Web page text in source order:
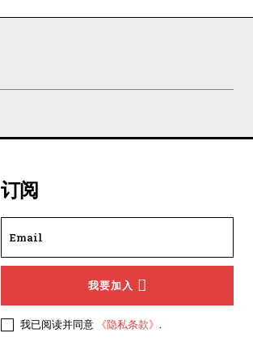
订阅
我要加入
我已阅读并同意 《隐私条款》 .